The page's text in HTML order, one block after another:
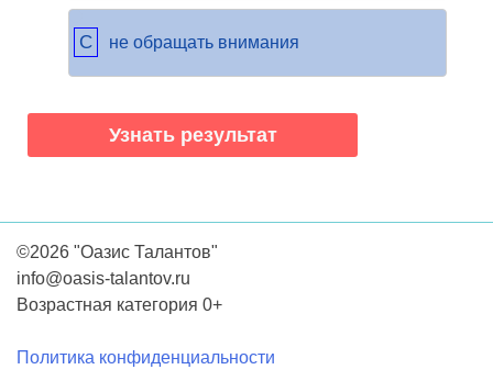
C не обращать внимания
©2026 "Оазис Талантов"
info@oasis-talantov.ru
Возрастная категория 0+
Политика конфиденциальности